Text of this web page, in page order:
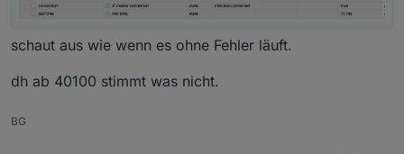
schaut aus wie wenn es ohne Fehler läuft.
dh ab 40100 stimmt was nicht.
BG